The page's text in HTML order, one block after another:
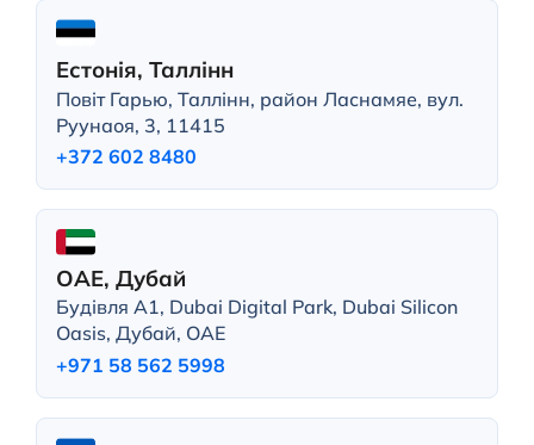
Естонія, Таллінн
Повіт Гарью, Таллінн, район Ласнамяе, вул.
Руунаоя, 3, 11415
+372 602 8480
ОАЕ, Дубай
Будівля A1, Dubai Digital Park, Dubai Silicon
Oasis, Дубай, ОАЕ
+971 58 562 5998